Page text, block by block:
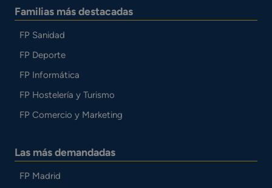
Familias más destacadas
FP Sanidad
FP Deporte
FP Informática
FP Hostelería y Turismo
FP Comercio y Marketing
Las más demandadas
FP Madrid